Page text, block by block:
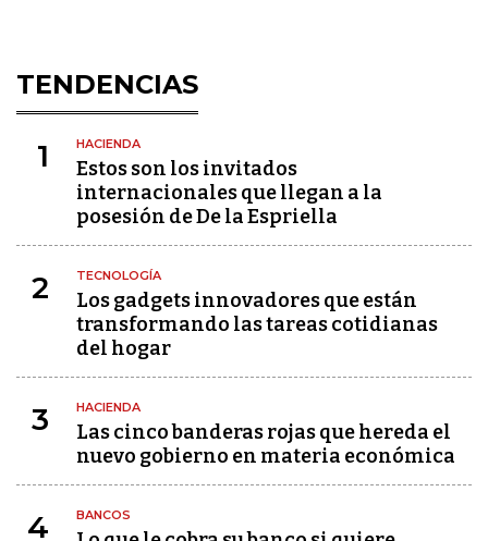
TENDENCIAS
1 HACIENDA
Estos son los invitados
internacionales que llegan a la
posesión de De la Espriella
2 TECNOLOGÍA
Los gadgets innovadores que están
transformando las tareas cotidianas
del hogar
3 HACIENDA
Las cinco banderas rojas que hereda el
nuevo gobierno en materia económica
4 BANCOS